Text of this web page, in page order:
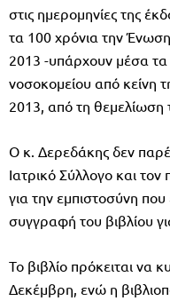
στις ημερομηνίες της
τα 100 χρόνια την
2013 -υπάρχουν μέσα τα
νοσοκομείου από κείνη
2013, από τη θεμελίωση
Ο κ. Δερεδάκης δεν
Ιατρικό Σύλλογο και
για την εμπιστοσύνη
συγγραφή του βιβλίου
Το βιβλίο πρόκειται να
Δεκέμβρη, ενώ η